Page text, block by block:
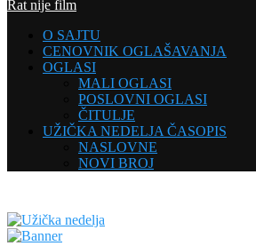
Rat nije film
O SAJTU
CENOVNIK OGLAŠAVANJA
OGLASI
MALI OGLASI
POSLOVNI OGLASI
ČITULJE
UŽIČKA NEDELJA ČASOPIS
NASLOVNE
NOVI BROJ